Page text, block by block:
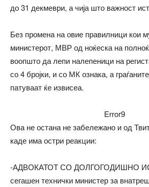
до 31 декмеври, а чија што важност
Без промена на овие правилници кои
министерот, МВР од ноќеска на
воопшто да лепи налепеници на
со 4 бројки, и со МК ознака, а
патуваат ќе извисеа.
Error9
Ова не остана не забележано и од
каде има остри реакции:
-АДВОКАТОТ СО ДОЛГОГОДИШНО
сегашен технички министер за